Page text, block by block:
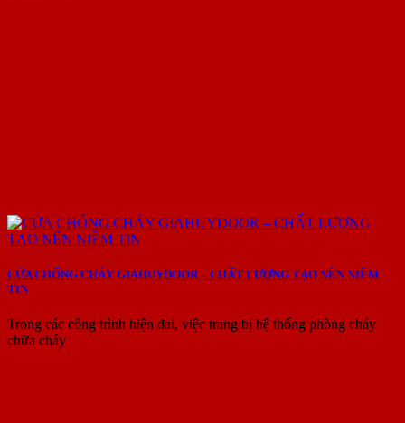
CỬA CHỐNG CHÁY GIAHUYDOOR – CHẤT LƯỢNG TẠO NÊN NIỀM
TIN
Trong các công trình hiện đại, việc trang bị hệ thống phòng cháy
chữa cháy